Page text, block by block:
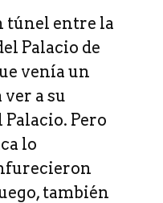
túnel entre la
Palacio de
venía un
a su
Pero
lo
también